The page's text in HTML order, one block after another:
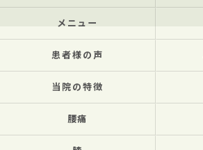
メニュー
患者様の声
当院の特徴
腰痛